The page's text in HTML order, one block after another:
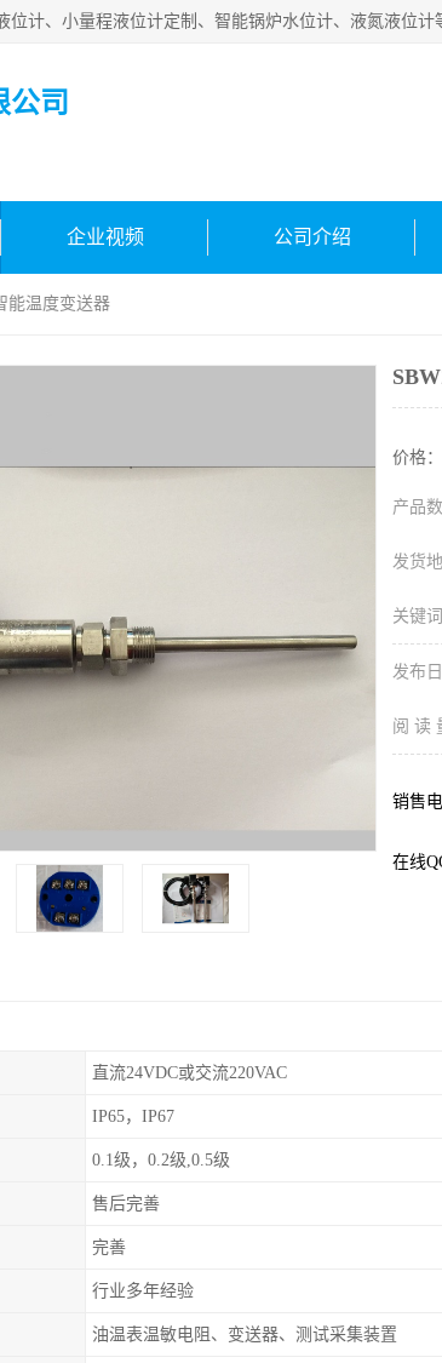
公司
企业视频 公司介绍
能温度变送器
价格：
产品数
发货地
关键词
发布日
阅 读
销售电
在线
直流24VDC或交流220VAC
IP65，IP67
0.1级，0.2级,0.5级
售后完善
完善
行业多年经验
油温表温敏电阻、变送器、测试采集装置